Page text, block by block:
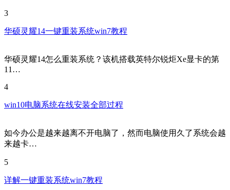
3
华硕灵耀14一键重装系统win7教程
华硕灵耀14怎么重装系统？该机搭载英特尔锐炬Xe显卡的第
11…
4
win10电脑系统在线安装全部过程
如今办公是越来越离不开电脑了，然而电脑使用久了系统会越
来越卡…
5
详解一键重装系统win7教程